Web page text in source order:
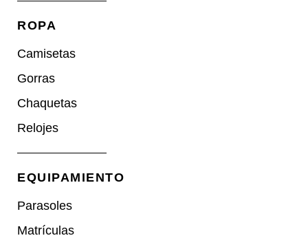
ROPA
Camisetas
Gorras
Chaquetas
Relojes
EQUIPAMIENTO
Parasoles
Matrículas